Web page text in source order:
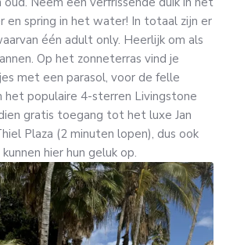
en spring in het water! In totaal zijn er
één adult only. Heerlijk om als
Op het zonneterras vind je
met een parasol, voor de felle
het populaire 4-sterren Livingstone
gratis toegang tot het luxe Jan
Plaza (2 minuten lopen), dus ook
hier hun geluk op.